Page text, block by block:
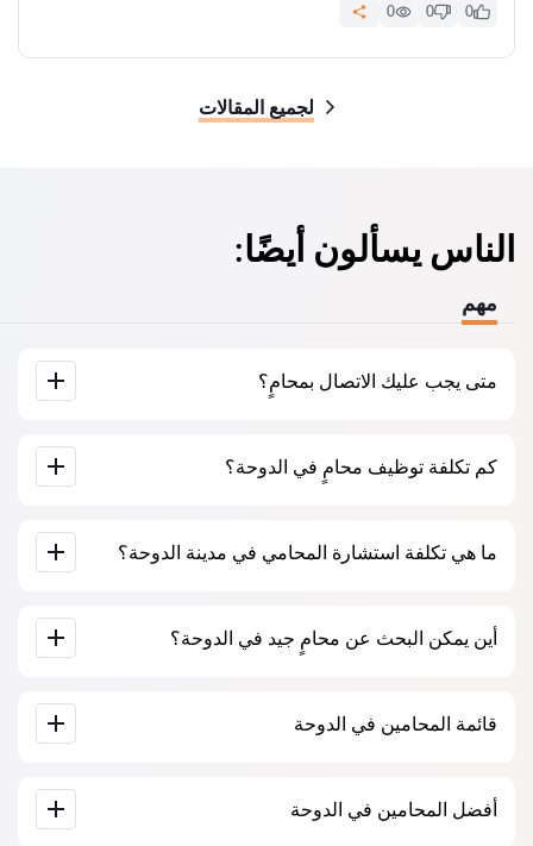
0
0
0
لجميع المقالات
الناس يسألون أيضًا:
مهم
متى يجب عليك الاتصال بمحامٍ؟
عندما يجب عليك الاتصال بمحامٍ؟ يتخذ الناس قرار زيارة المحامي
عندما يواجهون صعوبات كبيرة. غالبًا ما يُطلب المساعدة المهنية
للمحامي في الدوحة عندما تكون القضية قد ذهبت بالفعل إلى
نوصي بعدم التأخير في الاتصال وحل المشكلة في “المهد”.
كم تكلفة توظيف محامٍ في الدوحة؟
يتم تحديد أسعار خدمات المحامين حسب حجم العمل ومدى تعقيد
القضية. تبدأ خدمات المحامين بمتوسط ​​500 ريال قطري. اختيار
المرشحين على أساس التقييمات والآراء. كثير منهم لديهم أمثلة
ما هي تكلفة استشارة المحامي في مدينة الدوحة؟
تبدأ استشارة المحامين في الدوحة من 500 ريال قطري وأكثر (قد
تختلف الأسعار حسب تعقيد المسألة وشكل الرد).
أين يمكن البحث عن محامٍ جيد في الدوحة؟
يمكن القيام بذلك على موقع البحث عن المحامين القطري Jur-
qa.com مجانًا تمامًا. من المهم معرفة أن البحث السهل والتواصل
مع المتخصص متاحان مجانًا، ولكن الاستشارة والخدمات التي
قائمة المحامين في الدوحة
قاعدة بيانات كاملة للمحامين في الدوحة على شكل قائمة، خصيصًا
لكم. سيرة ذاتية كاملة للمحامين مع أرقام هواتفهم.
أفضل المحامين في الدوحة